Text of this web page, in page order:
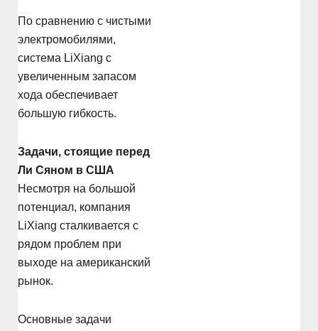
По сравнению с чистыми
электромобилями,
система LiXiang с
увеличенным запасом
хода обеспечивает
большую гибкость.
Задачи, стоящие перед
Ли Сяном в США
Несмотря на большой
потенциал, компания
LiXiang сталкивается с
рядом проблем при
выходе на американский
рынок.
Основные задачи